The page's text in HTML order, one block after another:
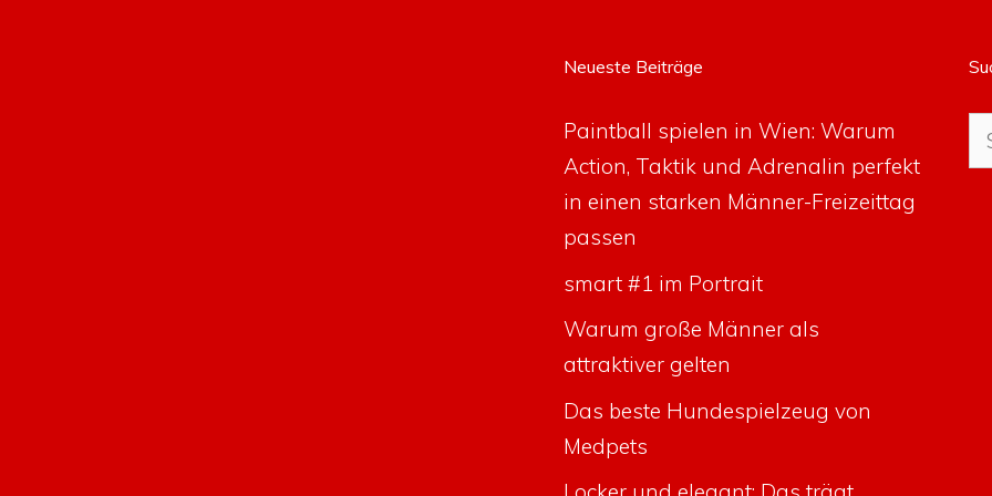
Neueste Beiträge
Paintball spielen in Wien: Warum
Action, Taktik und Adrenalin perfekt
in einen starken Männer-Freizeittag
passen
smart #1 im Portrait
Warum große Männer als
attraktiver gelten
Das beste Hundespielzeug von
Medpets